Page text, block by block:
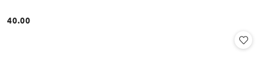
Cena:
40.00